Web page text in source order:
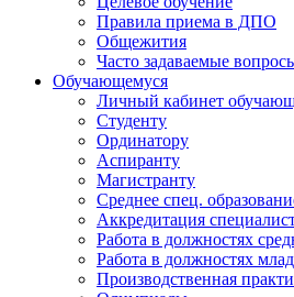
Правила приема в ДПО
Общежития
Часто задаваемые
Обучающемуся
Личный кабинет
Студенту
Ординатору
Аспиранту
Магистранту
Среднее спец.
Аккредитация
Работа в должностях
Работа в должностях
Производственная